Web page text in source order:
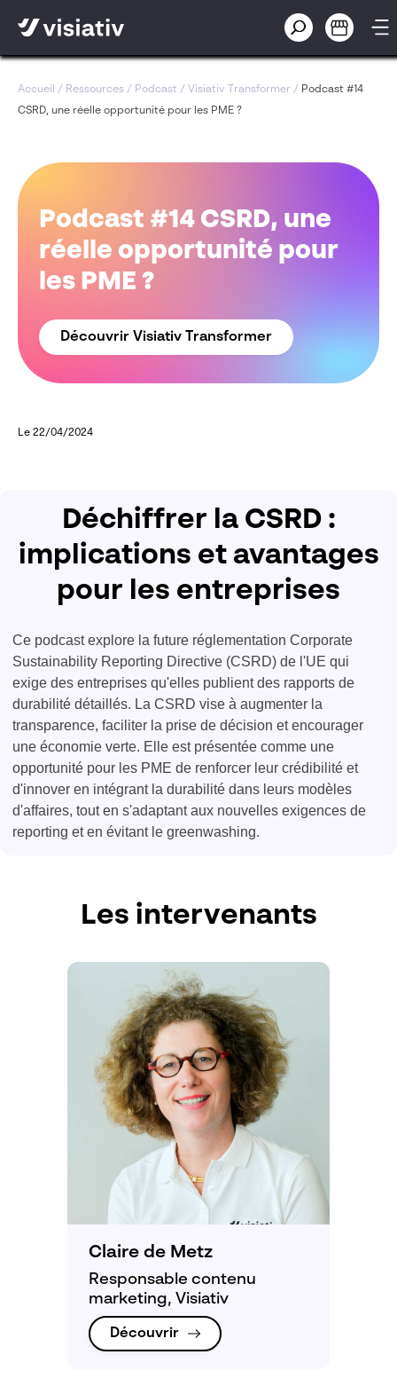
Accueil / Ressources / Podcast / Visiativ Transformer / Podcast #14
CSRD, une réelle opportunité pour les PME ?
Podcast #14 CSRD, une
réelle opportunité pour
les PME ?
Découvrir Visiativ Transformer
Le 22/04/2024
Déchiffrer la CSRD :
implications et avantages
pour les entreprises
Ce podcast explore la future réglementation Corporate
Sustainability Reporting Directive (CSRD) de l'UE qui
exige des entreprises qu'elles publient des rapports de
durabilité détaillés. La CSRD vise à augmenter la
transparence, faciliter la prise de décision et encourager
une économie verte. Elle est présentée comme une
opportunité pour les PME de renforcer leur crédibilité et
d'innover en intégrant la durabilité dans leurs modèles
d'affaires, tout en s'adaptant aux nouvelles exigences de
reporting et en évitant le greenwashing.
Les intervenants
Claire de Metz
Responsable contenu
marketing, Visiativ
Découvrir